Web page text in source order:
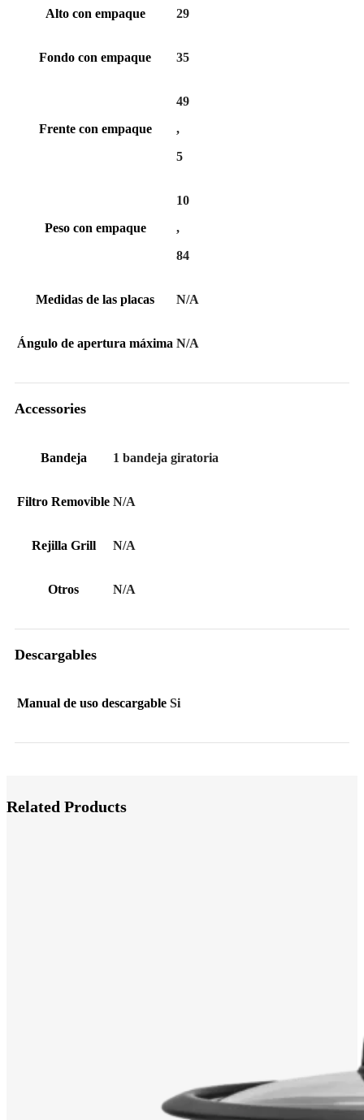
Alto con empaque 29
Fondo con empaque 35
Frente con empaque
49
,
5
Peso con empaque
10
,
84
Medidas de las placas N/A
Ángulo de apertura máxima N/A
Accessories
Bandeja 1 bandeja giratoria
Filtro Removible N/A
Rejilla Grill N/A
Otros N/A
Descargables
Manual de uso descargable Si
Related Products